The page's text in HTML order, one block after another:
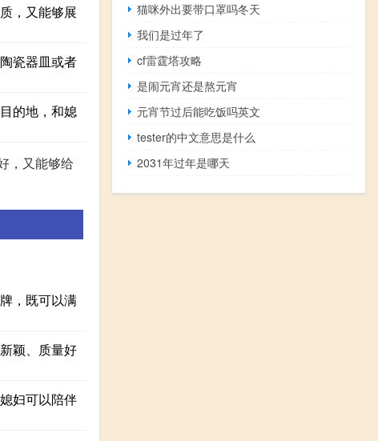
，又能够展
瓷器皿或者
的地，和媳
，又能够给
，既可以满
颖、质量好
妇可以陪伴
猫咪外出要带口罩吗冬天
我们是过年了
cf雷霆塔攻略
是闹元宵还是熬元宵
元宵节过后能吃饭吗英文
tester的中文意思是什么
2031年过年是哪天